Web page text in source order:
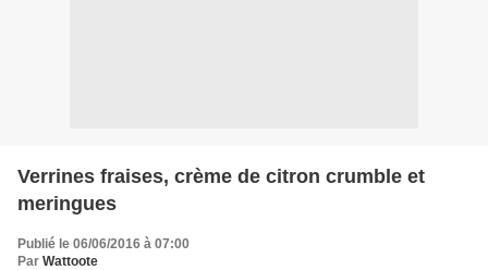
Verrines fraises, crème de citron crumble et
meringues
Publié le 06/06/2016 à 07:00
Par Wattoote